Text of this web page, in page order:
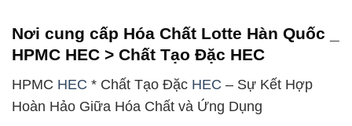
Nơi cung cấp Hóa Chất Lotte Hàn Quốc _
HPMC HEC > Chất Tạo Đặc HEC
HPMC HEC * Chất Tạo Đặc HEC – Sự Kết Hợp
Hoàn Hảo Giữa Hóa Chất và Ứng Dụng